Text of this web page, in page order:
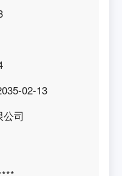
02-13
司